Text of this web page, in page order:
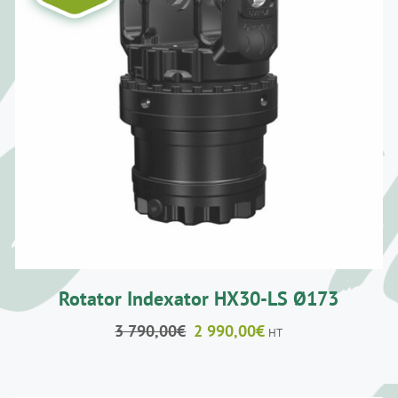
AJOUTER AU PANIER / DÉTAILS
Rotator Indexator HX30-LS Ø173
3 790,00€ Le
2 990,00€LeHT